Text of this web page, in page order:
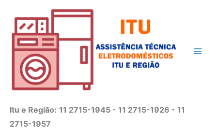
conteúdo
Itu e Região: 11 2715-1945 - 11 2715-1926 - 11
2715-1957